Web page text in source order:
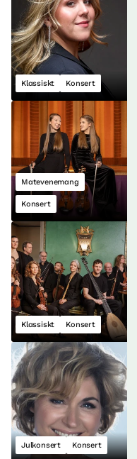
Klassiskt Konsert
Matevenemang
Konsert
Klassiskt Konsert
Julkonsert Konsert